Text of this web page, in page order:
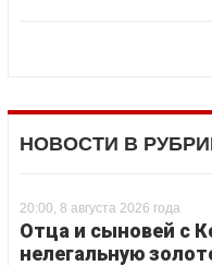
НОВОСТИ В
20:00, 8 августа 2026 года
Отца и сыновей с
нелегальную